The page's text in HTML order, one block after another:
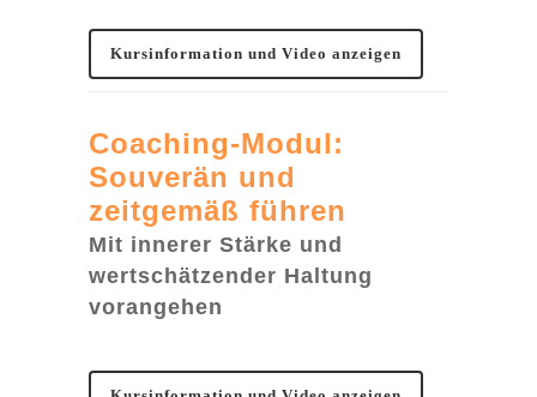
Kursinformation und Video anzeigen
Coaching-Modul:
Souverän und
zeitgemäß führen
Mit innerer Stärke und
wertschätzender Haltung
vorangehen